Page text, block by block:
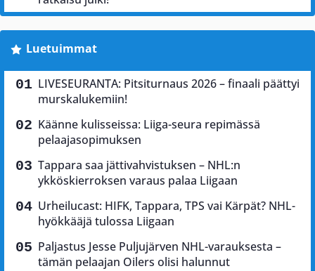
Luetuimmat
LIVESEURANTA: Pitsiturnaus 2026 – finaali päättyi
murskalukemiin!
Käänne kulisseissa: Liiga-seura repimässä
pelaajasopimuksen
Tappara saa jättivahvistuksen – NHL:n
ykköskierroksen varaus palaa Liigaan
Urheilucast: HIFK, Tappara, TPS vai Kärpät? NHL-
hyökkääjä tulossa Liigaan
Paljastus Jesse Puljujärven NHL-varauksesta –
tämän pelaajan Oilers olisi halunnut